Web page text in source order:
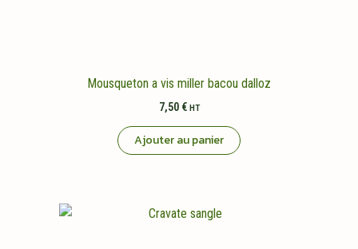
Mousqueton a vis miller bacou dalloz
7,50 € HT
Ajouter au panier